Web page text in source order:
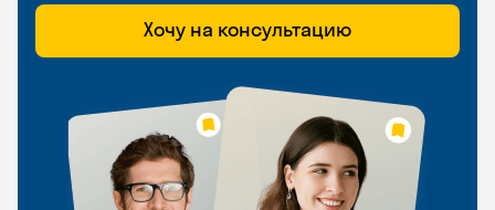
Хочу на консультацию